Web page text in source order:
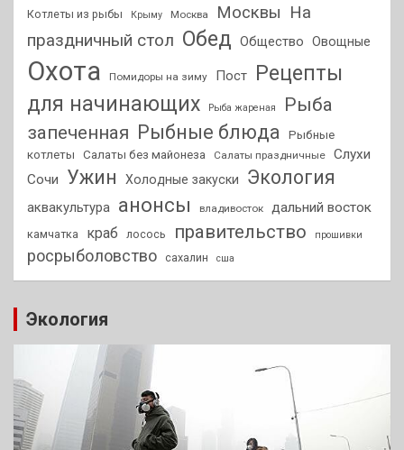
Котлеты из рыбы Крыму Москва Москвы На
праздничный стол Обед Общество Овощные
Охота Помидоры на зиму Пост
Рецепты
для начинающих
Рыба жареная
Рыба
запеченная Рыбные блюда
Рыбные
котлеты
Салаты без майонеза Салаты праздничные
Слухи
Сочи
Ужин Холодные закуски Экология
аквакультура анонсы владивосток дальний восток
камчатка краб лосось правительство прошивки
росрыболовство сахалин сша
Экология